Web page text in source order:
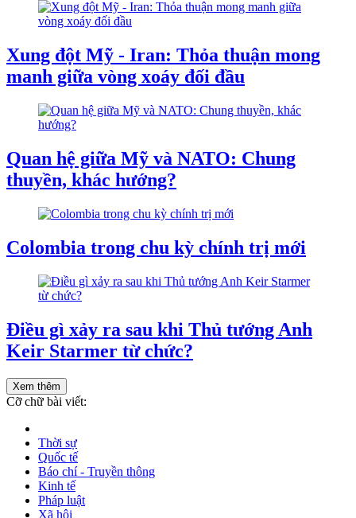
Xung đột Mỹ - Iran: Thỏa thuận mong
manh giữa vòng xoáy đối đầu
Quan hệ giữa Mỹ và NATO: Chung
thuyền, khác hướng?
Colombia trong chu kỳ chính trị mới
Điều gì xảy ra sau khi Thủ tướng Anh
Keir Starmer từ chức?
Xem thêm
Cỡ chữ bài viết:
Thời sự
Quốc tế
Báo chí - Truyền thông
Kinh tế
Pháp luật
Xã hội